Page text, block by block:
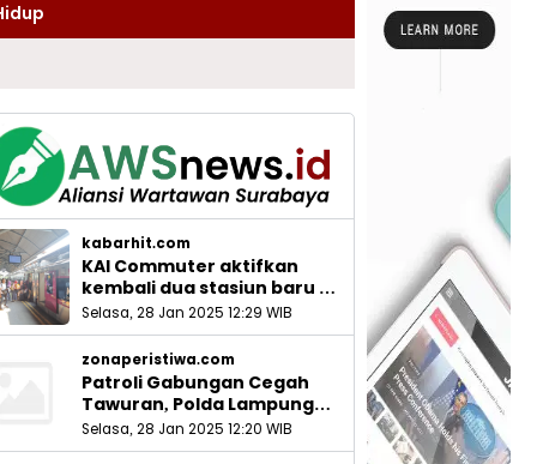
kabarhit.com
KAI Commuter aktifkan
kembali dua stasiun baru di
Sidoarjo_
Selasa, 28 Jan 2025 12:29 WIB
zonaperistiwa.com
Patroli Gabungan Cegah
Tawuran, Polda Lampung
Ingatkan Peran Orang Tua
Selasa, 28 Jan 2025 12:20 WIB